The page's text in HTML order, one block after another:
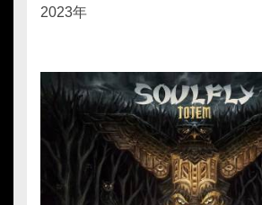
2023年